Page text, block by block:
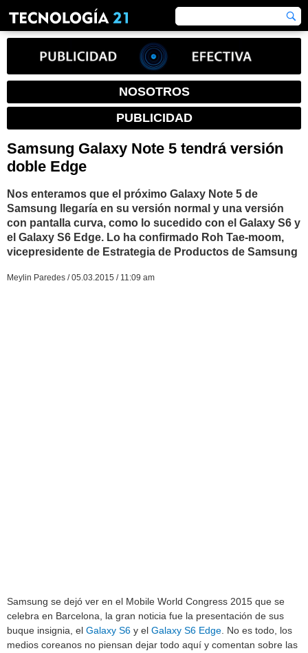
NOSOTROS
PUBLICIDAD
Samsung Galaxy Note 5 tendrá versión
doble Edge
Nos enteramos que el próximo Galaxy Note 5 de
Samsung llegaría en su versión normal y una versión
con pantalla curva, como lo sucedido con el Galaxy S6 y
el Galaxy S6 Edge. Lo ha confirmado Roh Tae-moom,
vicepresidente de Estrategia de Productos de Samsung
Meylin Paredes / 05.03.2015 / 11:09 am
Samsung se dejó ver en el Mobile World Congress 2015 que se
celebra en Barcelona, la gran noticia fue la presentación de sus
buque insignia, el Galaxy S6 y el Galaxy S6 Edge . No es todo, los
medios coreanos no piensan dejar todo aquí y comentan sobre las